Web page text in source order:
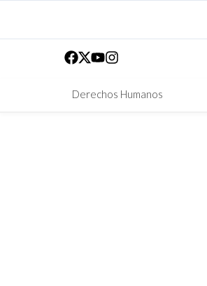
Derechos Humanos